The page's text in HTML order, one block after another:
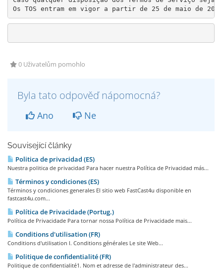
Os TOS entram em vigor a partir de 25 de maio de
0 Uživatelům pomohlo
Byla tato odpověď nápomocná?
Ano Ne
Související články
Politica de privacidad (ES)
Nuestra politica de privacidad Para hacer nuestra Política de Privacidad más...
Términos y condiciones (ES)
Términos y condiciones generales El sitio web FastCast4u disponible en
fastcast4u.com...
Política de Privacidade (Portug.)
Política de Privacidade Para tornar nossa Política de Privacidade mais...
Conditions d'utilisation (FR)
Conditions d'utilisation I. Conditions générales Le site Web...
Politique de confidentialité (FR)
Politique de confidentialité1. Nom et adresse de l'administrateur des...